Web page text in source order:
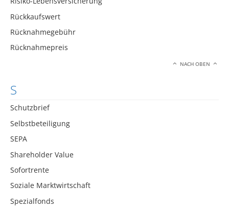
Rückkaufswert
Rücknahmegebühr
Rücknahmepreis
NACH OBEN
S
Schutzbrief
Selbstbeteiligung
SEPA
Shareholder Value
Sofortrente
Soziale Marktwirtschaft
Spezialfonds